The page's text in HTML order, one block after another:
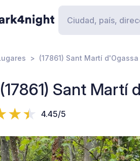
(17861) Sant Martí
(17861) Sant Martí
4.45/5